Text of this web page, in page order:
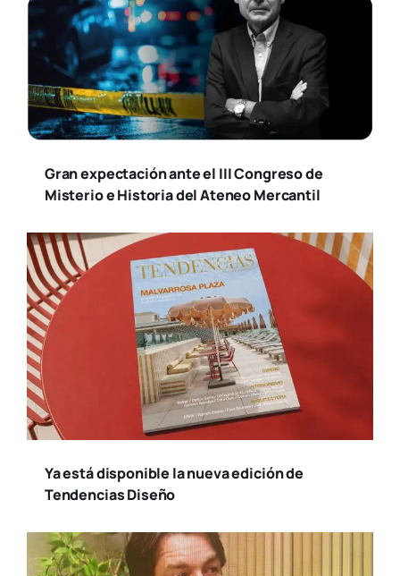
Gran expectación ante el III Congreso de
Misterio e Historia del Ateneo Mercantil
Ya está disponible la nueva edición de
Tendencias Diseño